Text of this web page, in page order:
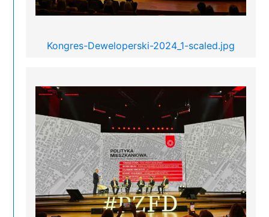
Kongres-Deweloperski-2024_1-scaled.jpg